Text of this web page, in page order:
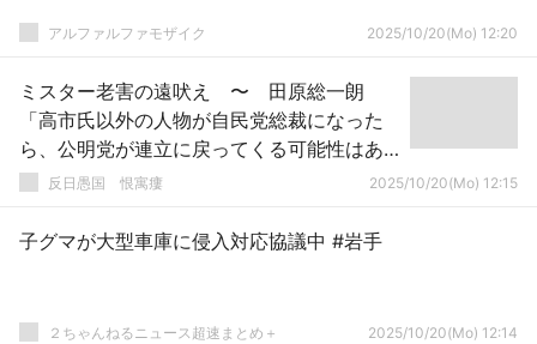
アルファルファモザイク 2025/10/20(Mo) 12:20
ミスター老害の遠吠え 〜 田原総一朗
「高市氏以外の人物が自民党総裁になった
ら、公明党が連立に戻ってくる可能性はあ
ると思う」
反日愚国 恨寓瘻 2025/10/20(Mo) 12:15
子グマが大型車庫に侵入対応協議中 #岩手
２ちゃんねるニュース超速まとめ＋ 2025/10/20(Mo) 12:14